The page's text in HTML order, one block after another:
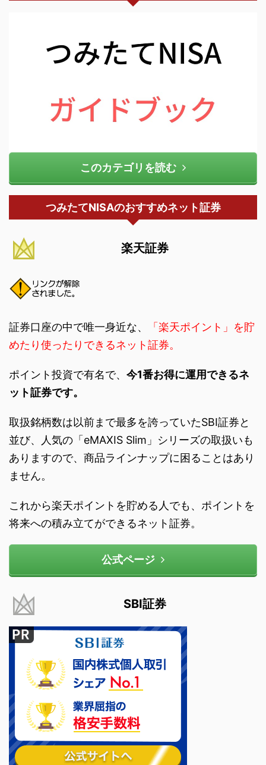
このカテゴリを読む
つみたてNISAのおすすめネット証券
楽天証券
証券口座の中で唯一身近な、
「楽天ポイント」を貯
めたり使ったりできるネット証券。
ポイント投資で有名で、 今1番お得に運用できるネ
ット証券です。
取扱銘柄数は以前まで最多を誇っていたSBI証券と
並び、人気の「eMAXIS Slim」シリーズの取扱いも
ありますので、商品ラインナップに困ることはあり
ません。
これから楽天ポイントを貯める人でも、ポイントを
将来への積み立てができるネット証券。
公式ページ
SBI証券